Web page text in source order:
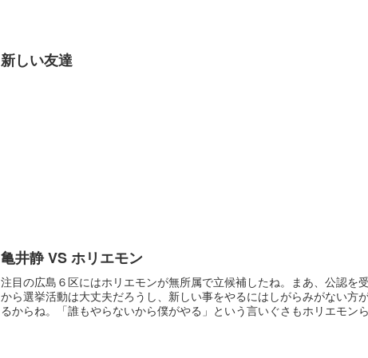
新しい友達
亀井静 VS ホリエモン
注目の広島６区にはホリエモンが無所属で立候補したね。まあ、公認を
から選挙活動は大丈夫だろうし、新しい事をやるにはしがらみがない方
るからね。「誰もやらないから僕がやる」という言いぐさもホリエモン